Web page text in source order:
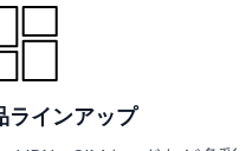
ラインアップ